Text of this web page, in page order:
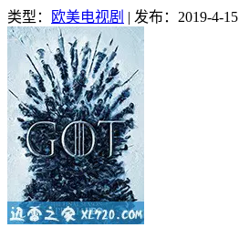
类型： 欧美电视剧 | 发布：2019-4-15